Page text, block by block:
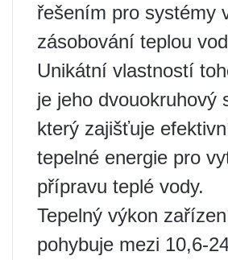
řešením pro systémy
zásobování teplou
Unikátní vlastností
je jeho dvouokruhový
který zajišťuje
tepelné energie pro
přípravu teplé vody.
Tepelný výkon
pohybuje mezi 10,6-